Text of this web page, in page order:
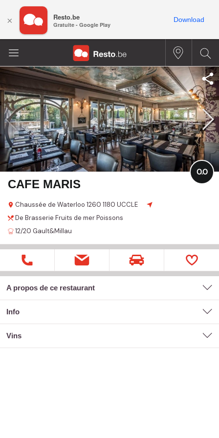
CAFE MARIS
Chaussée de Waterloo 1260 1180 UCCLE
0.0
De Brasserie Fruits de merPoissons
12/20 Gault&Millau
A propos de ce restaurant
Info
vins
× Resto.be
Gratuite - Google Play
Download